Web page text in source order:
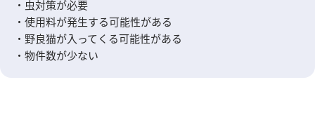
・虫対策が必要
・使用料が発生する可能性がある
・野良猫が入ってくる可能性がある
・物件数が少ない